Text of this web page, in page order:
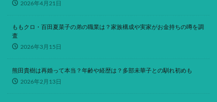
2026年4月21日
ももクロ・百田夏菜子の弟の職業は？家族構成や実家がお金持ちの噂を調
査
2026年3月15日
熊田貴樹は再婚って本当？年齢や経歴は？多部未華子との馴れ初めも
2026年2月13日